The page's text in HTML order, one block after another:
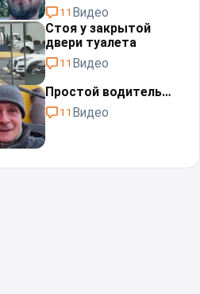
11 Видео
Стоя у закрытой
двери туалета
11 Видео
Простой водитель…
11 Видео